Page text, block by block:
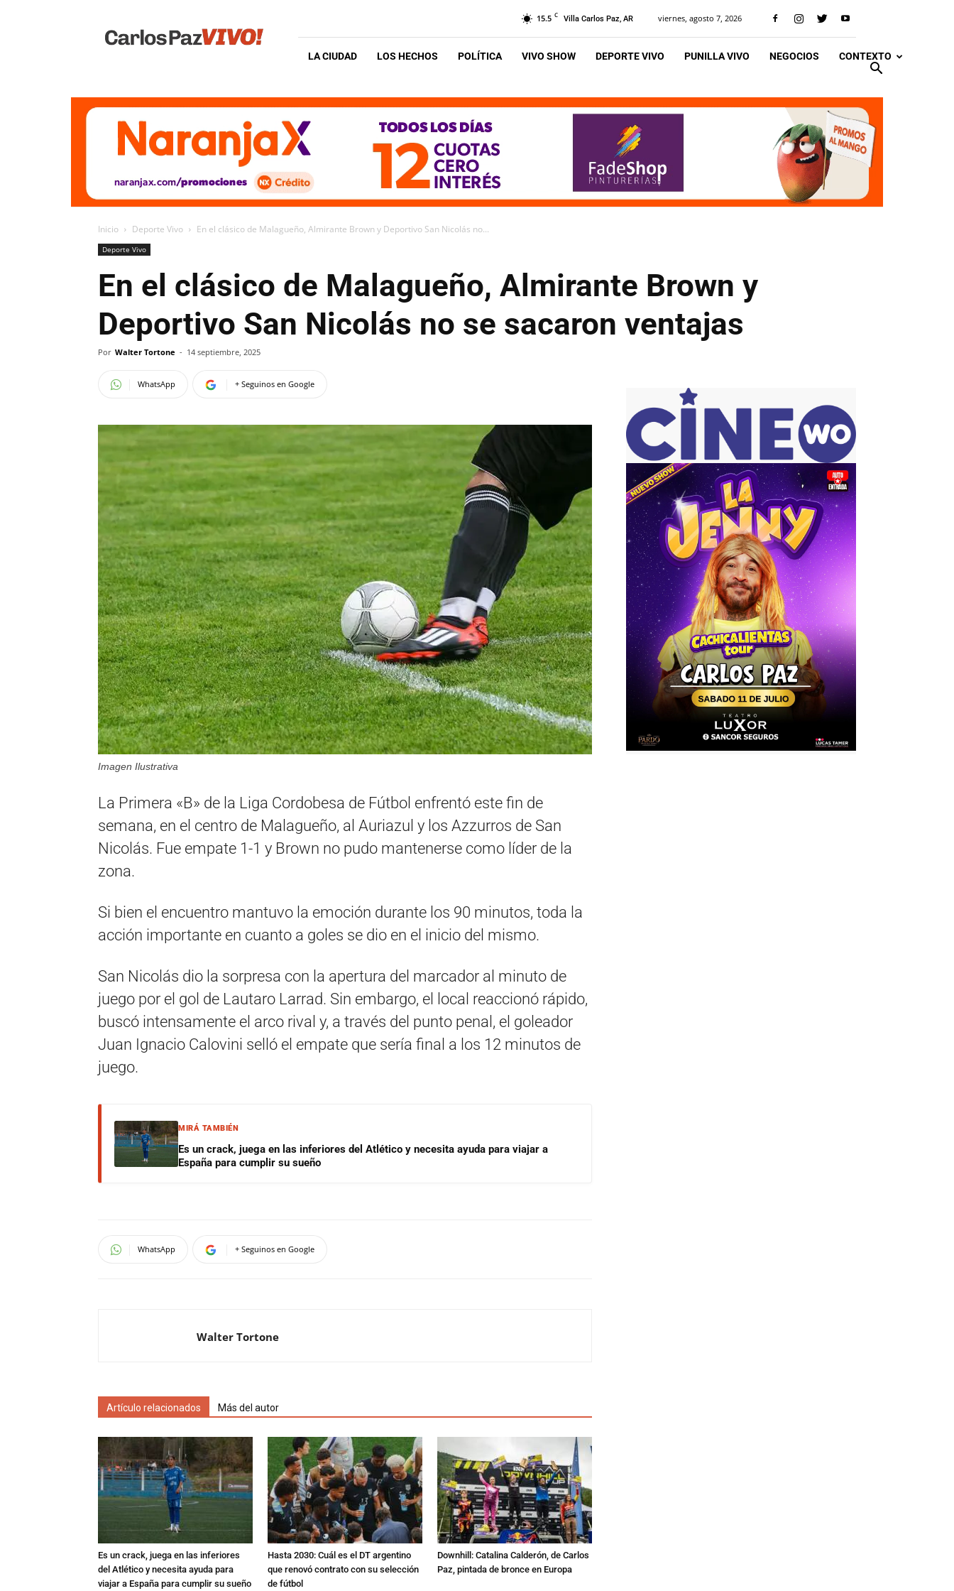
Vivo
15.5 C Villa Carlos Paz, AR viernes, agosto 7, 2026
LA CIUDAD LOS HECHOS POLÍTICA VIVO SHOW DEPORTE VIVO PUNILLA VIVO NEGOCIOS CONTEXTO
Inicio Deporte Vivo En el clásico de Malagueño, Almirante Brown y Deportivo San Nicolás no...
Deporte Vivo
En el clásico de Malagueño, Almirante Brown y
Deportivo San Nicolás no se sacaron ventajas
Por Walter Tortone - 14 septiembre, 2025
WhatsApp + Seguinos en Google
Imagen Ilustrativa
La Primera «B» de la Liga Cordobesa de Fútbol enfrentó este fin de
semana, en el centro de Malagueño, al Auriazul y los Azzurros de San
Nicolás. Fue empate 1-1 y Brown no pudo mantenerse como líder de la
zona.
Si bien el encuentro mantuvo la emoción durante los 90 minutos, toda la
acción importante en cuanto a goles se dio en el inicio del mismo.
San Nicolás dio la sorpresa con la apertura del marcador al minuto de
juego por el gol de Lautaro Larrad. Sin embargo, el local reaccionó rápido,
buscó intensamente el arco rival y, a través del punto penal, el goleador
Juan Ignacio Calovini selló el empate que sería final a los 12 minutos de
juego.
MIRÁ TAMBIÉN
Es un crack, juega en las inferiores del Atlético y necesita ayuda para viajar a
España para cumplir su sueño
WhatsApp + Seguinos en Google
Walter Tortone
Artículo relacionados Más del autor
Es un crack, juega en las inferiores
del Atlético y necesita ayuda para
viajar a España para cumplir su sueño
Hasta 2030: Cuál es el DT argentino
que renovó contrato con su selección
de fútbol
Downhill: Catalina Calderón, de Carlos
Paz, pintada de bronce en Europa